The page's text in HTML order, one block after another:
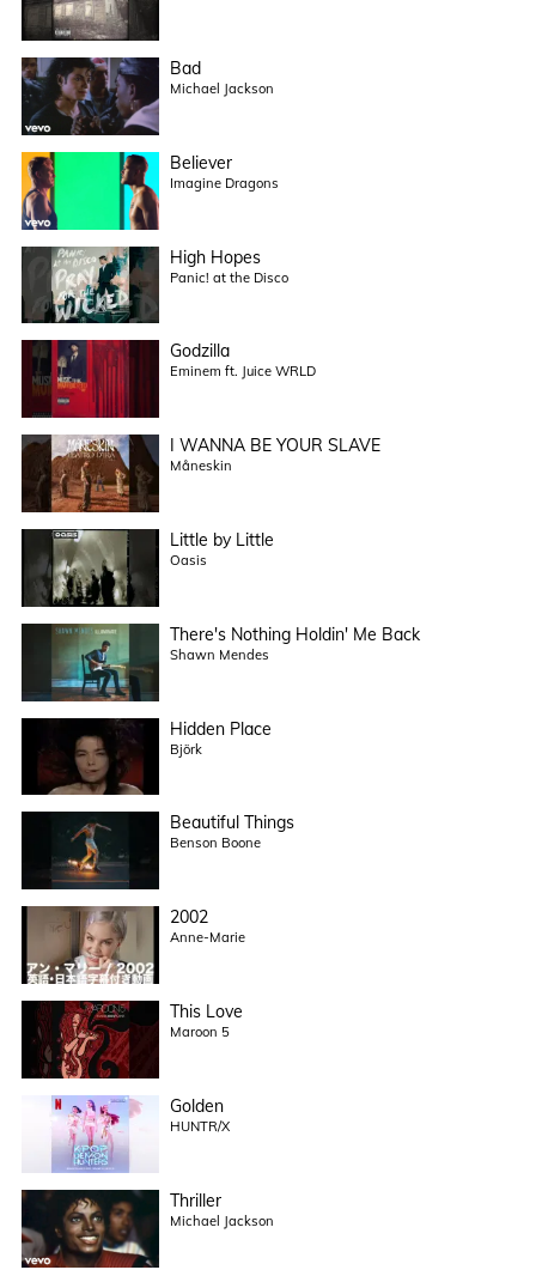
Bad
Michael Jackson
Believer
Imagine Dragons
High Hopes
Panic! at the Disco
Godzilla
Eminem ft. Juice WRLD
I WANNA BE YOUR SLAVE
Måneskin
Little by Little
Oasis
There's Nothing Holdin' Me Back
Shawn Mendes
Hidden Place
Björk
Beautiful Things
Benson Boone
2002
Anne-Marie
This Love
Maroon 5
Golden
HUNTR/X
Thriller
Michael Jackson